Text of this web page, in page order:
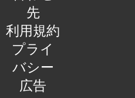
先
利用規約
プライ
バシー
広告